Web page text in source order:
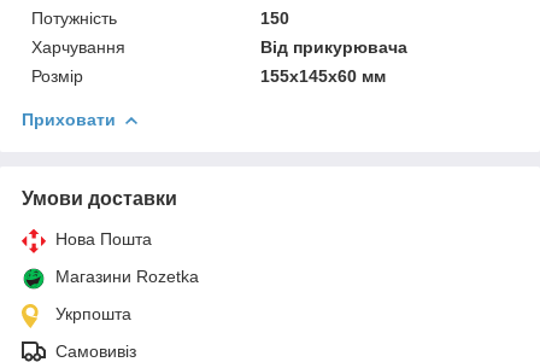
Потужність
150
Харчування
Від прикурювача
Розмір
155х145х60 мм
Приховати
Умови доставки
Нова Пошта
Магазини Rozetka
Укрпошта
Самовивіз